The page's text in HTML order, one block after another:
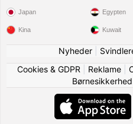
Japan
Kina
Egypten
Kuwait
Nyheder|
Cookies & GDPR
Reklame|
Børnesikkerhed